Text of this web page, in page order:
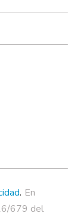
. En
679 del